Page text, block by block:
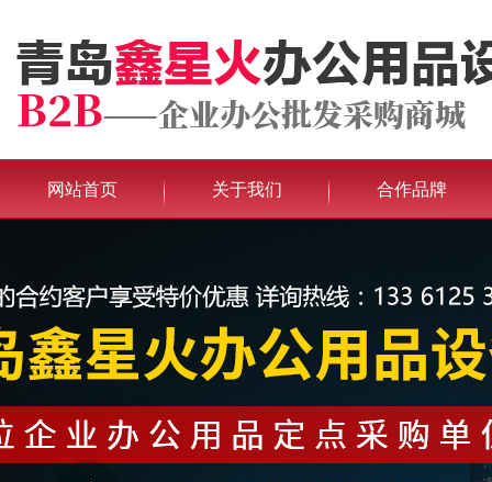
网站首页 关于我们 合作品牌